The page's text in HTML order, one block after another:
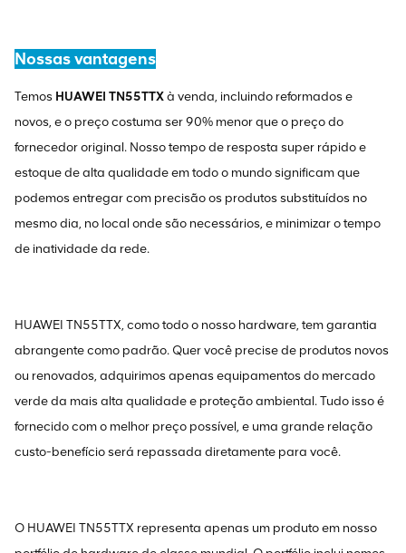
Nossas vantagens
Temos HUAWEI TN55TTXà venda, incluindo reformados e
novos, e o preço costuma ser 90% menor que o preço do
fornecedor original. Nosso tempo de resposta super rápido e
estoque de alta qualidade em todo o mundo significam que
podemos entregar com precisão os produtos substituídos no
mesmo dia, no local onde são necessários, e minimizar o tempo
de inatividade da rede.
HUAWEI TN55TTX, como todo o nosso hardware, tem garantia
abrangente como padrão. Quer você precise de produtos novos
ou renovados, adquirimos apenas equipamentos do mercado
verde da mais alta qualidade e proteção ambiental. Tudo isso é
fornecido com o melhor preço possível, e uma grande relação
custo-benefício será repassada diretamente para você.
O HUAWEI TN55TTX representa apenas um produto em nosso